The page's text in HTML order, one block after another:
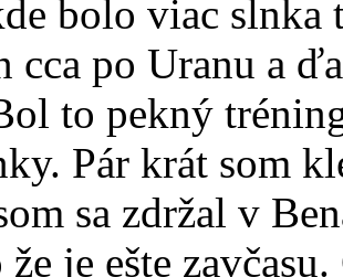
bolo viac slnka
cca po Uranu a
to pekný
Pár krát som
sa zdržal v
je ešte